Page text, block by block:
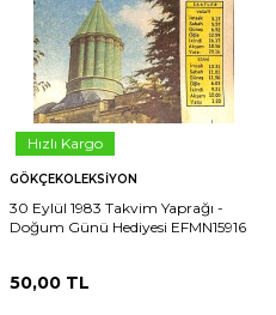
Hızlı Kargo
GÖKÇEKOLEKSIYON
30 Eylül 1983 Takvim Yaprağı -
Doğum Günü Hediyesi EFMN15916
50,00 TL